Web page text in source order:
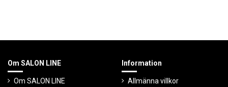
Om SALON LINE
Om SALON LINE
Information
Allmänna villkor